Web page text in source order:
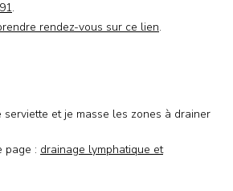
.
rendez-vous sur ce lien.
serviette et je masse les zones à drainer
page : drainage lymphatique et